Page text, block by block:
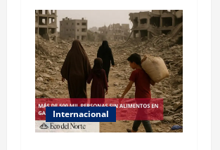
Internacional